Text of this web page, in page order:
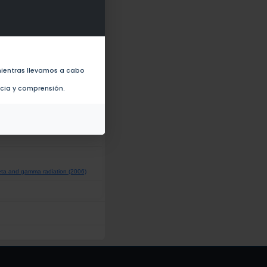
llevamos a cabo
y comprensión.
in Air and N-2-Atmosphere
and gamma radiation (2006)